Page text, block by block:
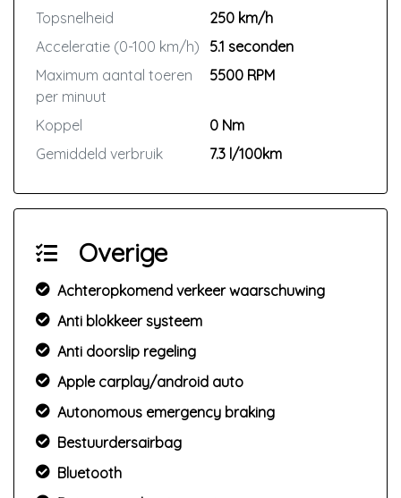
Topsnelheid
250 km/h
Acceleratie (0-100 km/h)
5.1 seconden
Maximum aantal toeren
per minuut
5500 RPM
Koppel
0 Nm
Gemiddeld verbruik
7.3 l/100km
Overige
Achteropkomend verkeer waarschuwing
Anti blokkeer systeem
Anti doorslip regeling
Apple carplay/android auto
Autonomous emergency braking
Bestuurdersairbag
Bluetooth